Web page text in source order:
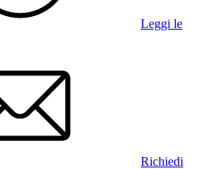
Leggi le
Richiedi